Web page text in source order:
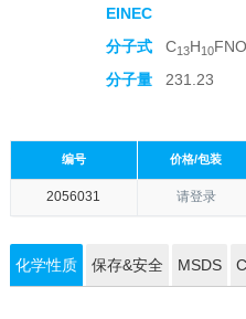
EINEC
分子式
C13H10FNO
分子量 231.23
编号 价格/包装
2056031 请登录
化学性质 保存&安全 MSDS